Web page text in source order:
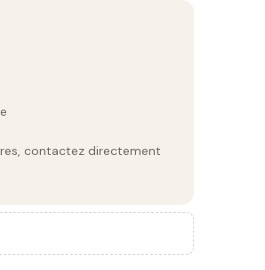
contactez directement